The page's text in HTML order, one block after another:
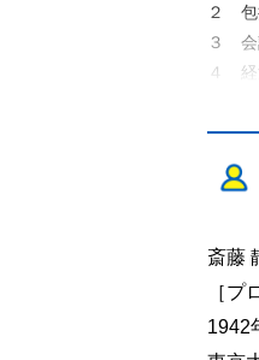
２ 包
３ 会
４ 経
第3
１
３ 経
４ 忘
５ お
斎藤
［プ
1942